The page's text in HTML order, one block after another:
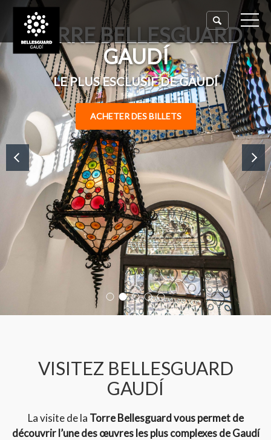
TORRE BELLESGUARD
GAUDÍ
LE PLUS ESCLUSIF DE GAUDÍ
ACHETER DES BILLETS
VISITEZ BELLESGUARD
GAUDÍ
La visite de la Torre Bellesguard vous permet de
découvrir l’une des œuvres les plus complexes de Gaudí